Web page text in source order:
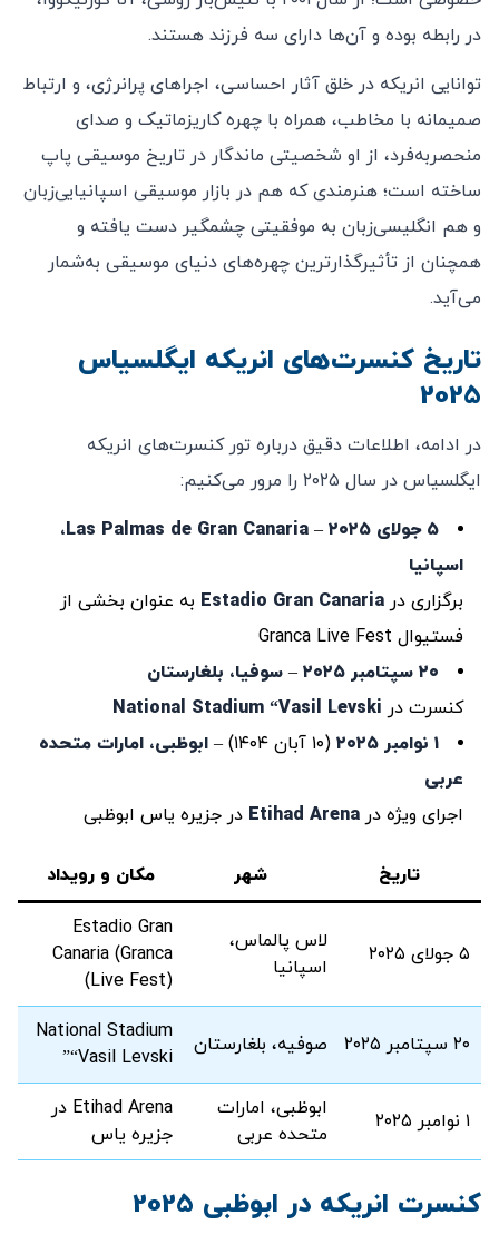
در رابطه بوده و آن‌ها دارای سه فرزند هستند.
توانایی انریکه در خلق آثار احساسی، اجراهای پرانرژی، و ارتباط
صمیمانه با مخاطب، همراه با چهره کاریزماتیک و صدای
منحصربه‌فرد، از او شخصیتی ماندگار در تاریخ موسیقی پاپ
ساخته است؛ هنرمندی که هم در بازار موسیقی اسپانیایی‌زبان
و هم انگلیسی‌زبان به موفقیتی چشمگیر دست یافته و
همچنان از تأثیرگذارترین چهره‌های دنیای موسیقی به‌شمار
می‌آید.
تاریخ کنسرت‌های انریکه ایگلسیاس
2025
در ادامه، اطلاعات دقیق درباره تور کنسرت‌های انریکه
ایگلسیاس در سال ۲۰۲۵ را مرور می‌کنیم:
۵ جولای
۲۰۲۵ –
Las Palmas de Gran Canaria،
اسپانیا
برگزاری در Estadio Gran Canaria به عنوان بخشی از
فستیوال Granca Live Fest
۲۰ سپتامبر ۲۰۲۵
– سوفیا، بلغارستان
کنسرت در National Stadium “Vasil Levski
۱ نوامبر ۲۰۲۵
(۱۰ آبان ۱۴۰۴) –
ابوظبی، امارات متحده
عربی
اجرای ویژه در Etihad Arena در جزیره یاس ابوظبی
تاریخ شهر مکان و رویداد
۵ جولای ۲۰۲۵
لاس پالماس،
اسپانیا
Estadio Gran
Canaria (Granca
Live Fest))
۲۰ سپتامبر ۲۰۲۵ صوفیه، بلغارستان
National Stadium
“Vasil Levski”
۱ نوامبر ۲۰۲۵
ابوظبی، امارات
متحده عربی
Etihad Arena در
جزیره یاس
کنسرت انریکه در ابوظبی 2025